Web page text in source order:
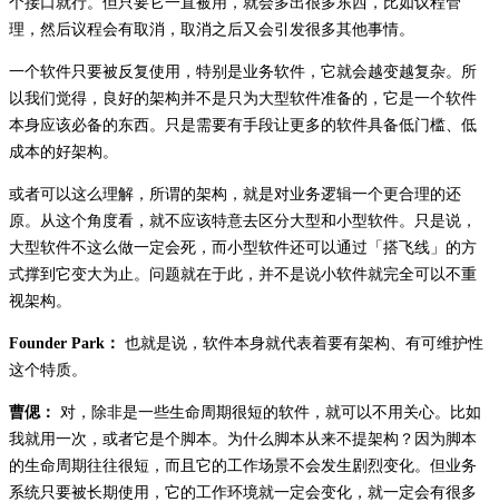
理，然后议程会有取消，取消之后又会引发很多其他事情。
一个软件只要被反复使用，特别是业务软件，它就会越变越复杂。所
以我们觉得，良好的架构并不是只为大型软件准备的，它是一个软件
本身应该必备的东西。只是需要有手段让更多的软件具备低门槛、低
成本的好架构。
或者可以这么理解，所谓的架构，就是对业务逻辑一个更合理的还
原。从这个角度看，就不应该特意去区分大型和小型软件。只是说，
大型软件不这么做一定会死，而小型软件还可以通过「搭飞线」的方
式撑到它变大为止。问题就在于此，并不是说小软件就完全可以不重
视架构。
Founder Park： 也就是说，软件本身就代表着要有架构、有可维护性
这个特质。
曹偲：
对，除非是一些生命周期很短的软件，就可以不用关心。比如
我就用一次，或者它是个脚本。为什么脚本从来不提架构？因为脚本
的生命周期往往很短，而且它的工作场景不会发生剧烈变化。但业务
系统只要被长期使用，它的工作环境就一定会变化，就一定会有很多